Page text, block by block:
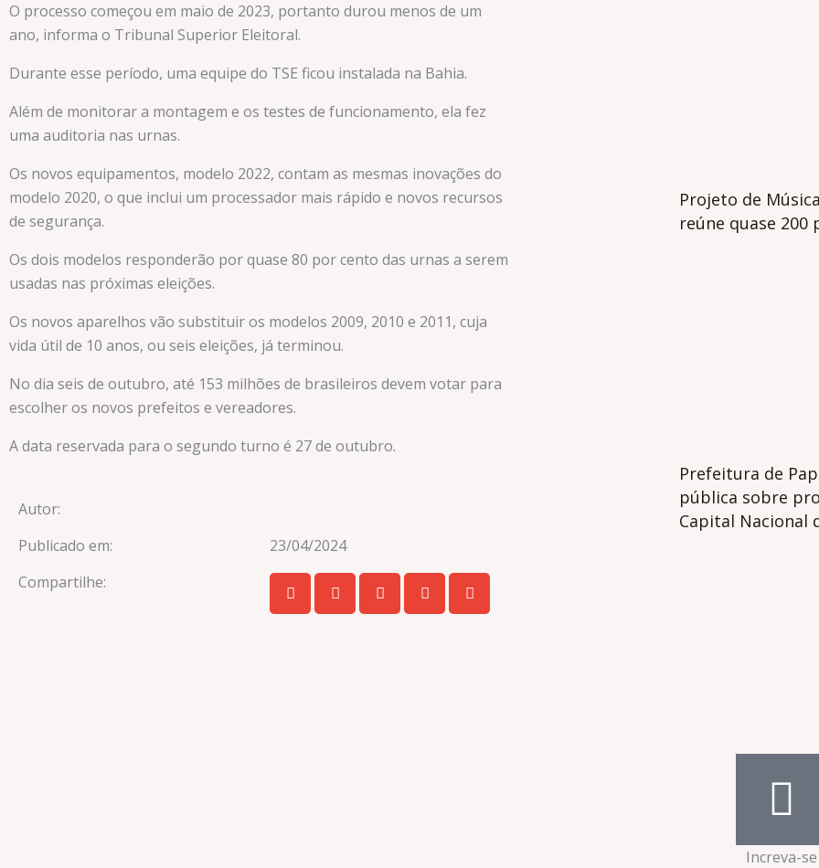
O processo começou em maio de 2023, portanto durou menos de um
ano, informa o Tribunal Superior Eleitoral.
Durante esse período, uma equipe do TSE ficou instalada na Bahia.
Além de monitorar a montagem e os testes de funcionamento, ela fez
uma auditoria nas urnas.
Os novos equipamentos, modelo 2022, contam as mesmas inovações do
modelo 2020, o que inclui um processador mais rápido e novos recursos
de segurança.
Os dois modelos responderão por quase 80 por cento das urnas a serem
usadas nas próximas eleições.
Os novos aparelhos vão substituir os modelos 2009, 2010 e 2011, cuja
vida útil de 10 anos, ou seis eleições, já terminou.
No dia seis de outubro, até 153 milhões de brasileiros devem votar para
escolher os novos prefeitos e vereadores.
A data reservada para o segundo turno é 27 de outubro.
Autor:
Publicado em:
23/04/2024
Compartilhe:
Projeto de
reúne quase
Prefeitura de
pública sobre
Capital Nacional
Increva-se